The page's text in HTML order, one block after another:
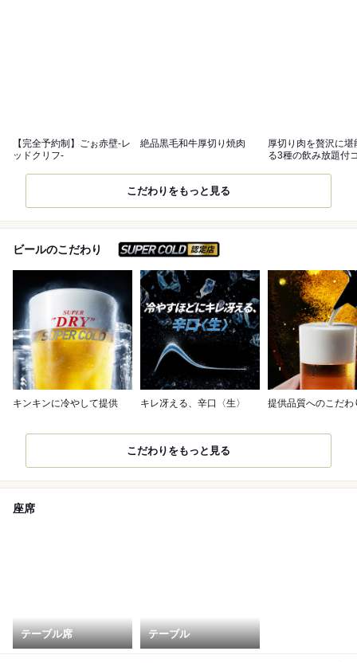
【完全予約制】ごぉ赤壁-レ
ッドクリフ-
絶品黒毛和牛厚切り焼肉
厚切り肉を贅沢に堪
る3種の飲み放題付
こだわりをもっと見る
ビールのこだわり
キンキンに冷やして提供 キレ冴える、辛口〈生〉 提供品質へのこだわ
こだわりをもっと見る
座席
テーブル席 テーブル